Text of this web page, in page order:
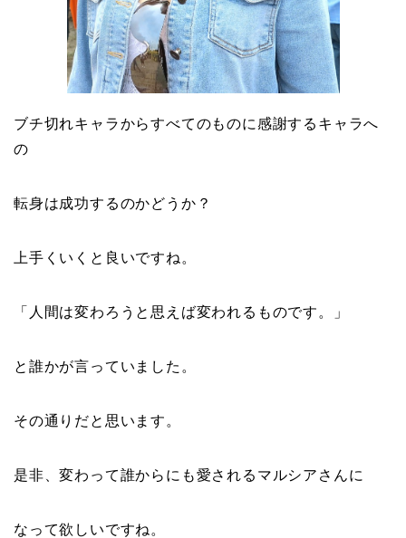
ブチ切れキャラからすべてのものに感謝するキャラへ
の
転身は成功するのかどうか？
上手くいくと良いですね。
「 人間は変わろうと思えば変われるものです 。」
と誰かが言っていました。
その通りだと思います。
是非、変わって誰からにも愛されるマルシアさんに
なって欲しいですね。